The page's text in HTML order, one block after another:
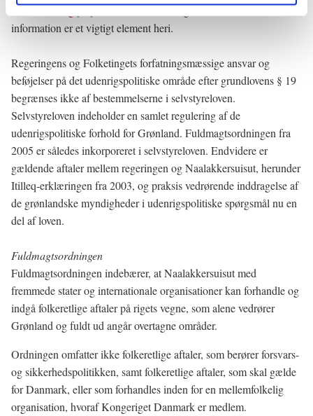
kontaktudvalgpå politisk niveau. Deling af klassificeret
information er et vigtigt element heri.
Regeringens og Folketingets forfatningsmæssige ansvar og
beføjelser på det udenrigspolitiske område efter grundlovens § 19
begrænses ikke af bestemmelserne i selvstyreloven.
Selvstyreloven indeholder en samlet regulering af de
udenrigspolitiske forhold for Grønland. Fuldmagtsordningen fra
2005 er således inkorporeret i selvstyreloven. Endvidere er
gældende aftaler mellem regeringen og Naalakkersuisut, herunder
Itilleq-erklæringen fra 2003, og praksis vedrørende inddragelse af
de grønlandske myndigheder i udenrigspolitiske spørgsmål nu en
del af loven.
Fuldmagtsordningen
Fuldmagtsordningen indebærer, at Naalakkersuisut med
fremmede stater og internationale organisationer kan forhandle og
indgå folkeretlige aftaler på rigets vegne, som alene vedrører
Grønland og fuldt ud angår overtagne områder.
Ordningen omfatter ikke folkeretlige aftaler, som berører forsvars-
og sikkerhedspolitikken, samt folkeretlige aftaler, som skal gælde
for Danmark, eller som forhandles inden for en mellemfolkelig
organisation, hvoraf Kongeriget Danmark er medlem.